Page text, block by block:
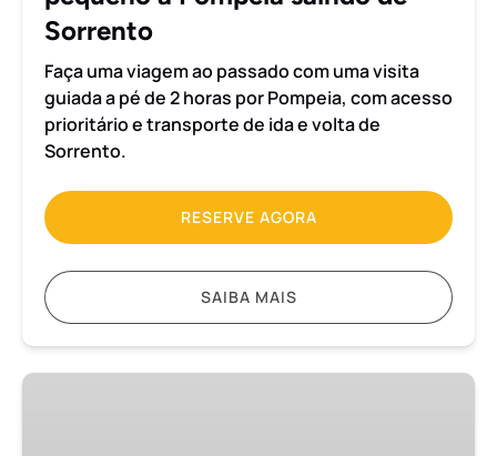
Sorrento
Sorrento
Faça uma viagem ao passado com uma visita
guiada a pé de 2 horas por Pompeia, com acesso
prioritário e transporte de ida e volta de
Sorrento.
RESERVE AGORA
SAIBA MAIS
Excursão